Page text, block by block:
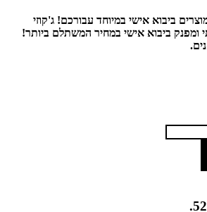
ביבוא אישי במיוחד עבורכם! ג'קוזי
ומפנק ביבוא אישי במחיר המשתלם ביותר!